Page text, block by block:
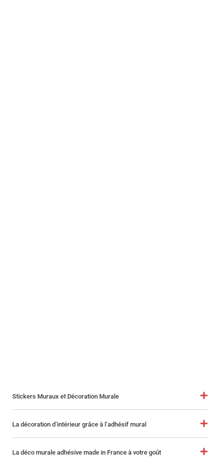
Stickers Muraux et Décoration Murale
La décoration d’intérieur grâce à l’adhésif mural
La déco murale adhésive made in France à votre goût